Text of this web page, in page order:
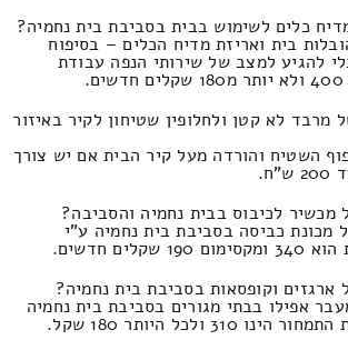
כלים לשימוש בבית בסביבת בית נחמיה?
בית ואריזת מדיח הכלים – בסיפוח
להגיע למצב של שירותי הנפה עבודת
מרבד לא קטן ולחלופין שטיחון לקיר באיזור
השטיח והורדה מעל קיר הבית אם יש צורך
לכיבוס בבית נחמיה והסביבה?
מכונת כביסה בסביבת בית נחמיה ע"י
חדשים.
ארגזים וקופסאות בסביבת בית נחמיה?
אפילו בבתי מגורים בסביבת בית נחמיה
ולכל היותר 180 שקל.